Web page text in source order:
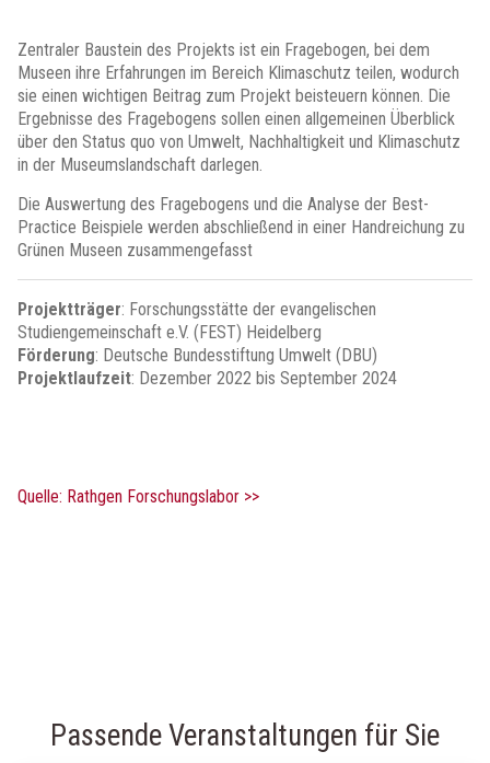
Zentraler Baustein des Projekts ist ein Fragebogen, bei dem
Museen ihre Erfahrungen im Bereich Klimaschutz teilen, wodurch
sie einen wichtigen Beitrag zum Projekt beisteuern können. Die
Ergebnisse des Fragebogens sollen einen allgemeinen Überblick
über den Status quo von Umwelt, Nachhaltigkeit und Klimaschutz
in der Museumslandschaft darlegen.
Die Auswertung des Fragebogens und die Analyse der Best-
Practice Beispiele werden abschließend in einer Handreichung zu
Grünen Museen zusammengefasst
Projektträger: Forschungsstätte der evangelischen
Studiengemeinschaft e.V. (FEST) Heidelberg
Förderung: Deutsche Bundesstiftung Umwelt (DBU)
Projektlaufzeit: Dezember 2022 bis September 2024
Quelle: Rathgen Forschungslabor >>
Passende Veranstaltungen für Sie